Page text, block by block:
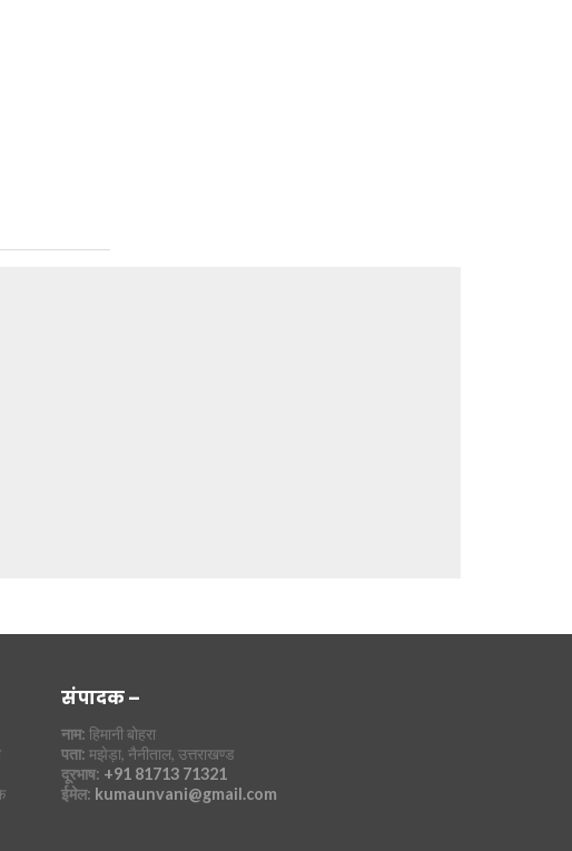
संपादक –
नाम: हिमानी बोहरा
पता: मझेड़ा, नैनीताल, उत्तराखण्ड
दूरभाष: +91 81713 71321
ईमेल: kumaunvani@gmail.com